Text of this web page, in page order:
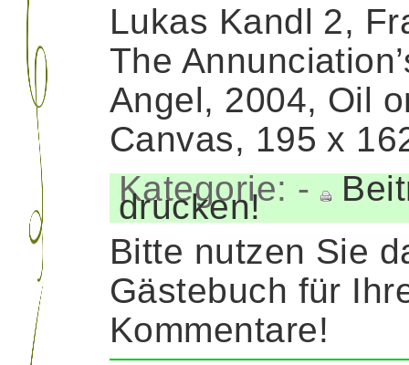
Lukas Kandl 2,
The
Angel, 2004, Oil
Canvas, 195 x
Kategorie: -
drucken!
Bitte nutzen Sie
Gästebuch für
Kommentare!